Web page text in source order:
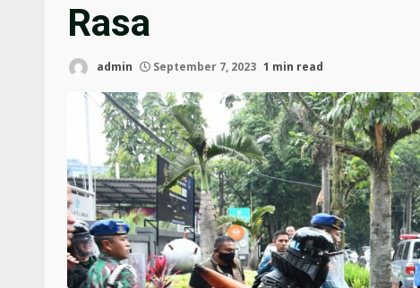
Rasa
admin September 7, 2023 1 min read